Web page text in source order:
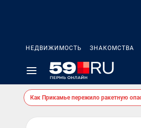
НЕДВИЖИМОСТЬ ЗНАКОМСТВА
Как Прикамье пережило ракетную